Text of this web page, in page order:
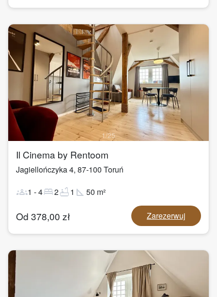
1/25
Il Cinema by Rentoom
Jagiellończyka 4, 87-100 Toruń
groups1 -4bed2bathtub1 square_foot 50 m²
Od 378,00 zł Zarezerwuj